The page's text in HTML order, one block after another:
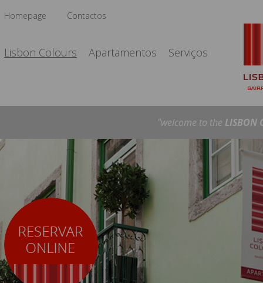
Homepage Contactos
Lisbon Colours Apartamentos Serviços
"welcome to the LISBON